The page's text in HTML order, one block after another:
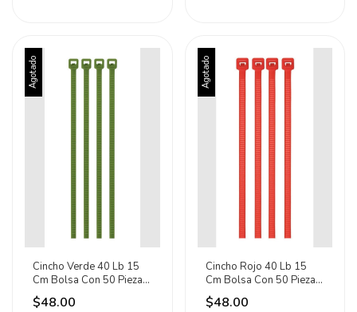
Agotado
Cincho Verde 40 Lb 15
Cm Bolsa Con 50 Piezas
Volteck 41016
$48.00
Agotado
Cincho Rojo 40 Lb 15
Cm Bolsa Con 50 Piezas
Volteck 41017 Rojo
$48.00